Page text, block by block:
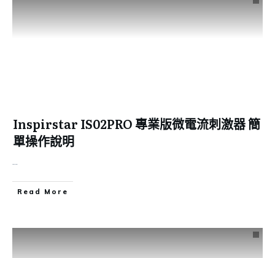
Inspirstar IS02PRO 專業版微電流刺激器 簡
單操作說明
...
Read More